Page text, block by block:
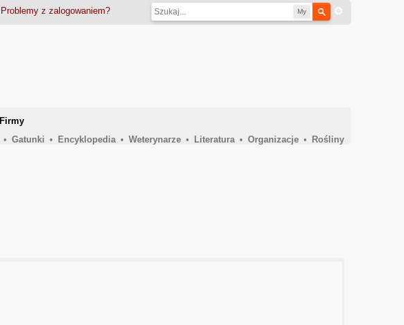
My
Problemy z zalogowaniem?
Firmy
• Gatunki • Encyklopedia • Weterynarze • Literatura • Organizacje •
Rośliny